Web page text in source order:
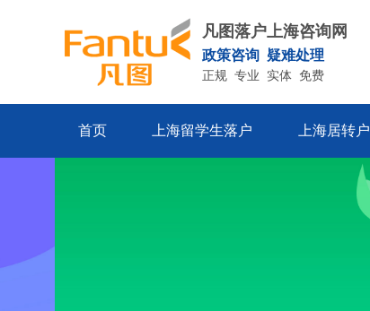
凡图落户上海咨询网
政策咨询 疑难处理
正规 专业 实体 免费
首页 上海留学生落户 上海居转户